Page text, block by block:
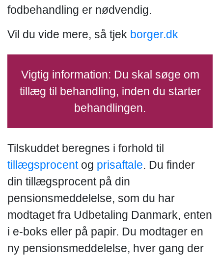
fodbehandling er nødvendig.
Vil du vide mere, så tjek borger.dk
Vigtig information: Du skal søge om
tillæg til behandling, inden du starter
behandlingen.
Tilskuddet beregnes i forhold til
tillægsprocentog prisaftale. Du finder
din tillægsprocent på din
pensionsmeddelelse, som du har
modtaget fra Udbetaling Danmark, enten
i e-boks eller på papir. Du modtager en
ny pensionsmeddelelse, hver gang der